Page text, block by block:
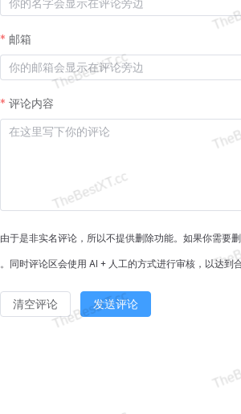
邮箱
评论内容
由于是非实名评论，所以不提供删除功能。如果你需要
。同时评论区会使用 AI + 人工的方式进行审核，以达到
清空评论 发送评论